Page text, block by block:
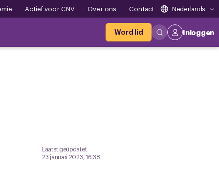
Actief voor CNV Over ons Contact Nederlands
Word lid Inloggen
Laatst geüpdatet
23 januari 2023, 16:38